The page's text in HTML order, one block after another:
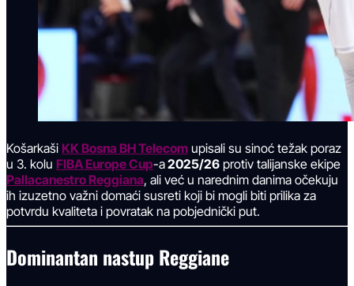
Košarkaši KK Bosna BH Telecom upisali su sinoć težak poraz
u 3. kolu FIBA Europe Cup-a2025/26 protiv talijanske ekipe
Pallacanestro Reggiana, ali već u narednim danima očekuju
ih izuzetno važni domaći susreti koji bi mogli biti prilika za
potvrdu kvaliteta i povratak na pobjednički put.
Dominantan nastup Reggiane